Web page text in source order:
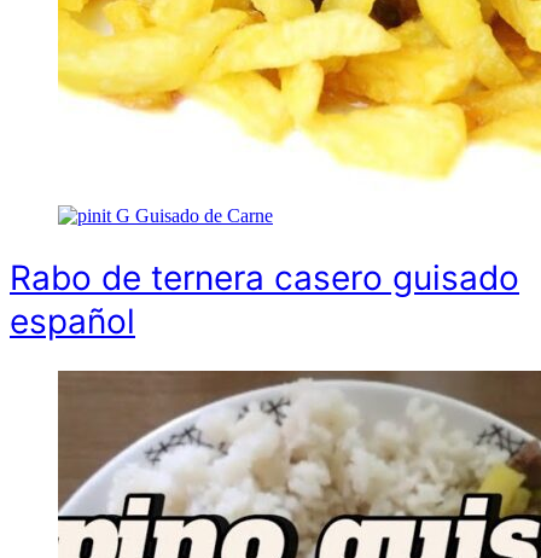
G Guisado de Carne
Rabo de ternera casero guisado
español